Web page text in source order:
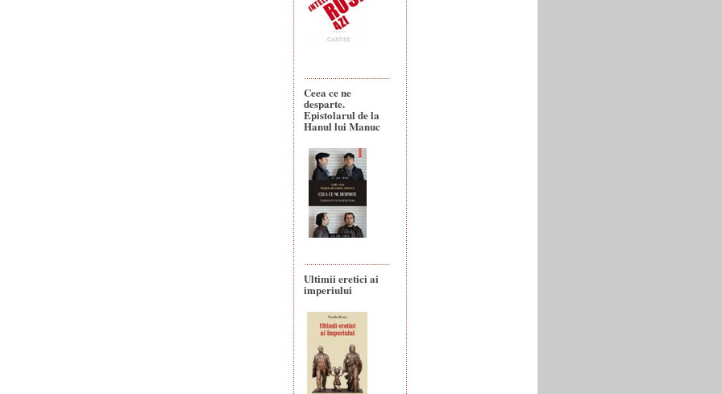
Ceea ce ne
desparte.
Epistolarul de la
Hanul lui Manuc
Ultimii eretici ai
imperiului